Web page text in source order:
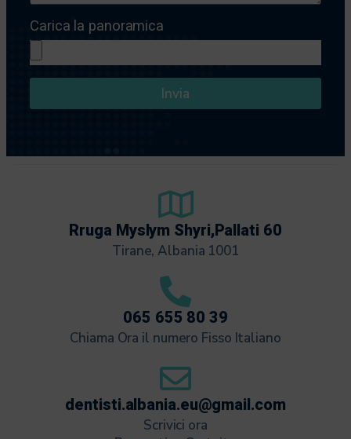
Carica la panoramica
Invia
Rruga Myslym Shyri,Pallati 60
Tirane, Albania 1001
065 655 80 39
Chiama Ora il numero Fisso Italiano
dentisti.albania.eu@gmail.com
Scrivici ora